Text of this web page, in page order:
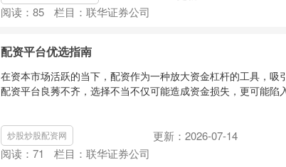
阅读： 85 栏目： 联华证券公司
配资平台优选指南
在资本市场活跃的当下，配资作为一种放大资金杠杆的工具，吸
配资平台良莠不齐，选择不当不仅可能造成资金损失，更可能陷
炒股炒股配资网 更新：2026-07-14
阅读： 71 栏目： 联华证券公司